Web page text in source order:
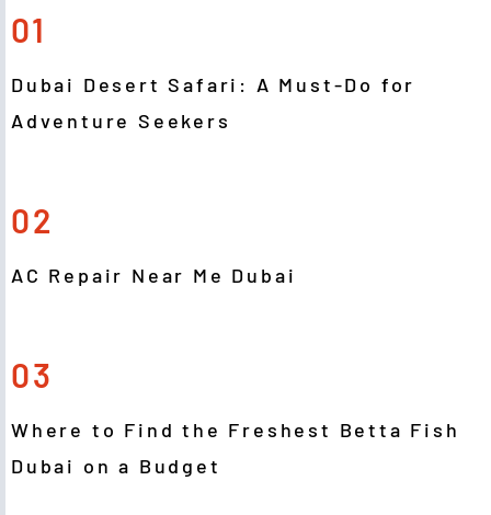
01
Dubai Desert Safari: A Must-Do for
Adventure Seekers
02
AC Repair Near Me Dubai
03
Where to Find the Freshest Betta Fish
Dubai on a Budget